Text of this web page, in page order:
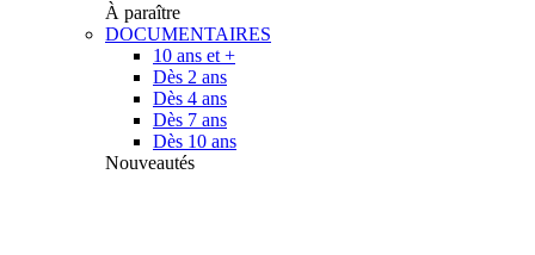
À paraître
DOCUMENTAIRES
10 ans et +
Dès 2 ans
Dès 4 ans
Dès 7 ans
Dès 10 ans
Nouveautés